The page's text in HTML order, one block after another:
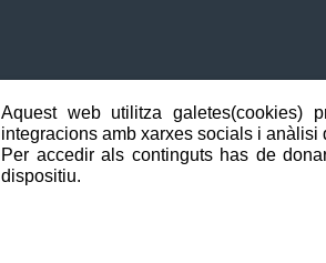
Aquest web utilitza galetes(cookies)
integracions amb xarxes socials i anàlisi
Per accedir als continguts has de
dispositiu.